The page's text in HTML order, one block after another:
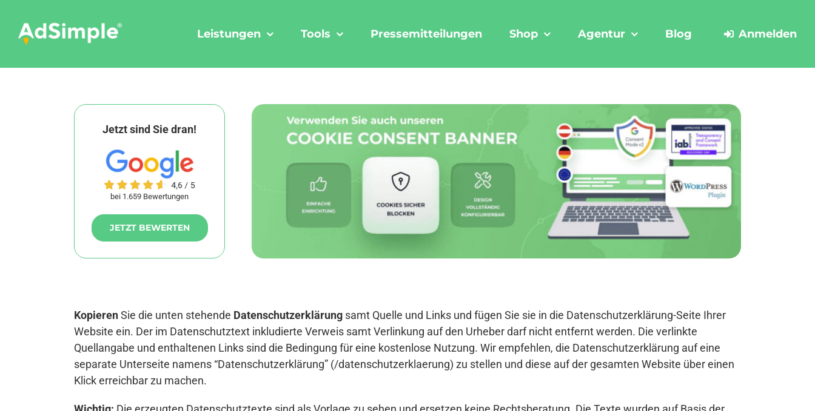
content
Leistungen Tools Pressemitteilungen Shop Agentur Blog Anmelden
Jetzt sind Sie dran!
bei 1.659 Bewertungen
JETZT BEWERTEN
KopierenSie die unten stehende Datenschutzerklärung samt Quelle und Links und fügen Sie sie in die Datenschutzerklärung-Seite Ihrer
Website ein. Der im Datenschutztext inkludierte Verweis samt Verlinkung auf den Urheber darf nicht entfernt werden. Die verlinkte
Quellangabe und enthaltenen Links sind die Bedingung für eine kostenlose Nutzung. Wir empfehlen, die Datenschutzerklärung auf eine
separate Unterseite namens “Datenschutzerklärung” (/datenschutzerklaerung) zu stellen und diese auf der gesamten Website über einen
Klick erreichbar zu machen.